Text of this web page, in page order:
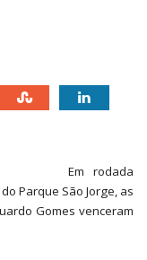
Em rodada
Parque São Jorge, as
Gomes venceram